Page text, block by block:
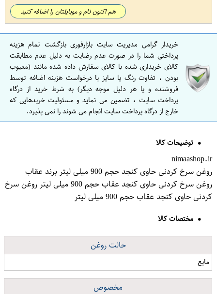
هم اکنون نام و موبایلتان را اضافه کنید
خریدار گرامی مدیریت سایت بازارفوری بازگشت تمام هزینه
پرداختی شما را در صورت عدم رضایت به دلیل عدم مطابقت
کالای خریداری شده با کالای سفارش داده شده مانند (معیوب
بودن ، تفاوت رنگ یا سایز یا درخواست هزینه اضافه توسط
فروشنده و یا هر دلیل موجه دیگر) به شرط خرید از درگاه
پرداخت سایت ، تضمین می نماید و مسئولیت خریدهایی که
خارج از درگاه پرداخت سایت انجام می شوند را نمی پذیرد.
توضیحات کالا
nimaashop.ir
روغن سرخ کردنی حاوی کنجد حجم 900 میلی لیتر برند عقاب
روغن سرخ کردنی حاوی کنجد عقاب حجم 900 میلی لیتر روغن سرخ
کردنی حاوی کنجد عقاب حجم 900 میلی لیتر
مختصات کالا
حالت روغن
مایع
مخصوص